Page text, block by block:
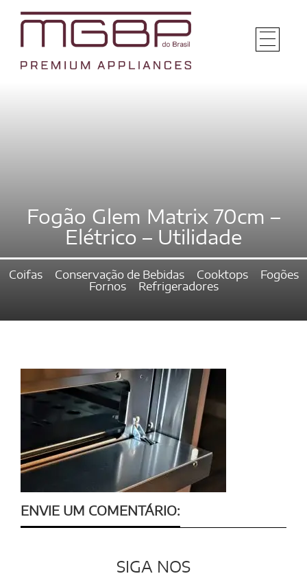
Fogão Glem Matrix 70cm –
Elétrico – Utilidade
Coifas Conservação de Bebidas Cooktops
Fogões
Fornos
Refrigeradores
ENVIE UM COMENTÁRIO:
SIGA NOS